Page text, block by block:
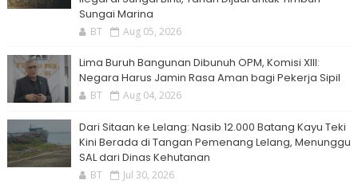
Sungai Marina
BT Aug 05, 2026
Lima Buruh Bangunan Dibunuh OPM, Komisi XIII:
Negara Harus Jamin Rasa Aman bagi Pekerja Sipil
BT Aug 04, 2026
Dari Sitaan ke Lelang: Nasib 12.000 Batang Kayu Teki
Kini Berada di Tangan Pemenang Lelang, Menunggu
SAL dari Dinas Kehutanan
BT Jul 30, 2026